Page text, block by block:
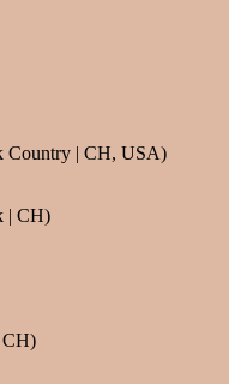
Country | CH, USA)
| CH)
CH)